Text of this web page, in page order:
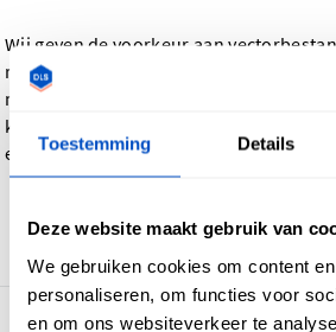
Toestemming Details
Deze website maakt gebruik van
We gebruiken cookies om content
personaliseren, om functies voor
en om ons websiteverkeer te
Wij geven de voorkeur aan
rasterbestand hebt (bijvoorbeeld een
minimale resolutie van 300 dpi (300
kunnen we ervoor zorgen dat jouw
en
waslabelser optimaal uitzien.
Ga terug